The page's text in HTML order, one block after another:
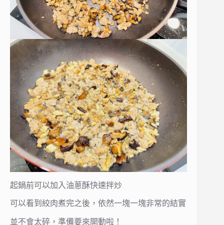
起鍋前可以加入油蔥酥快速拌炒
可以看到絞肉煮完之後，依然一塊一塊非常的結實
並不會太碎，準備要來開動啦！